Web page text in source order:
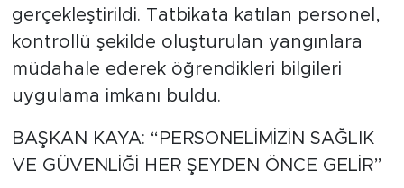
gerçekleştirildi. Tatbikata katılan personel,
kontrollü şekilde oluşturulan yangınlara
müdahale ederek öğrendikleri bilgileri
uygulama imkanı buldu.
BAŞKAN KAYA: “PERSONELİMİZİN SAĞLIK
VE GÜVENLİĞİ HER ŞEYDEN ÖNCE GELİR”